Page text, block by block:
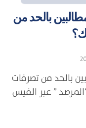
مطالبين بالحد من
مطالبين بالحد من تصرفات
” عبر الفيس